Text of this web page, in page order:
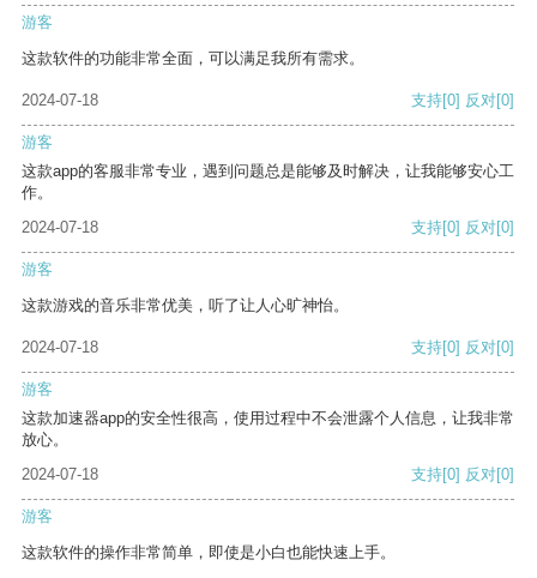
游客
这款软件的功能非常全面，可以满足我所有需求。
2024-07-18 支持[0] 反对[0]
游客
这款app的客服非常专业，遇到问题总是能够及时解决，让我能够安心工
作。
2024-07-18
支持[0] 反对[0]
游客
这款游戏的音乐非常优美，听了让人心旷神怡。
2024-07-18 支持[0] 反对[0]
游客
这款加速器app的安全性很高，使用过程中不会泄露个人信息，让我非常
放心。
2024-07-18
支持[0] 反对[0]
游客
这款软件的操作非常简单，即使是小白也能快速上手。